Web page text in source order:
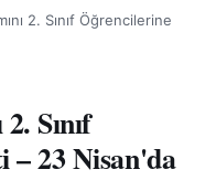
2. Sınıf Öğrencilerine
Sınıf
– 23 Nisan'da